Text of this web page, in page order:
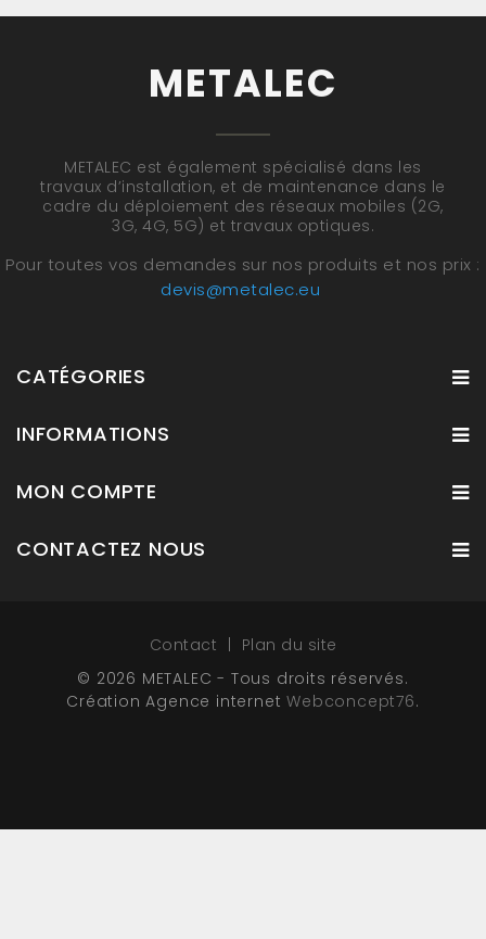
METALEC
METALEC est également spécialisé dans les
travaux d’installation, et de maintenance dans le
cadre du déploiement des réseaux mobiles (2G,
3G, 4G, 5G) et travaux optiques.
Pour toutes vos demandes sur nos produits et nos prix :
devis@metalec.eu
CATÉGORIES
INFORMATIONS
MON COMPTE
CONTACTEZ NOUS
Contact
Plan du site
© 2026 METALEC - Tous droits réservés.
Création Agence internetWebconcept76.